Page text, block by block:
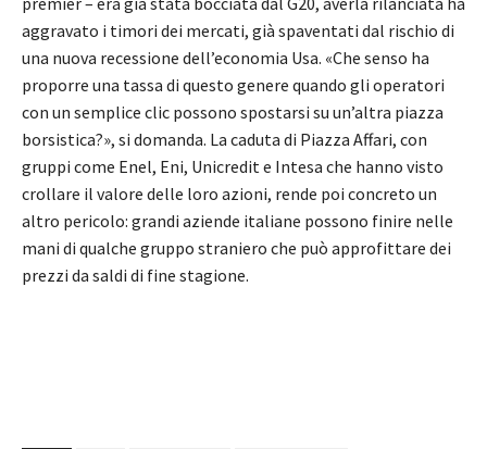
aggravato i timori dei mercati, già spaventati dal rischio di
una nuova recessione dell’economia Usa. «Che senso ha
proporre una tassa di questo genere quando gli operatori
con un semplice clic possono spostarsi su un’altra piazza
borsistica?», si domanda. La caduta di Piazza Affari, con
gruppi come Enel, Eni, Unicredit e Intesa che hanno visto
crollare il valore delle loro azioni, rende poi concreto un
altro pericolo: grandi aziende italiane possono finire nelle
mani di qualche gruppo straniero che può approfittare dei
prezzi da saldi di fine stagione.